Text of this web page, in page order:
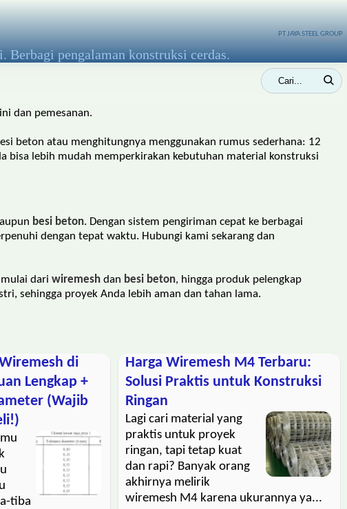
Berbagi pengalaman konstruksi cerdas.
PT JAYA STEEL GROUP
dan pemesanan.
beton atau menghitungnya menggunakan rumus sederhana: 12
bisa lebih mudah memperkirakan kebutuhan material konstruksi
besi beton. Dengan sistem pengiriman cepat ke berbagai
dengan tepat waktu. Hubungi kami sekarang dan
dari wiremesh dan besi beton, hingga produk pelengkap
sehingga proyek Anda lebih aman dan tahan lama.
di
Lengkap +
(Wajib
tiba
Harga Wiremesh M4 Terbaru:
Solusi Praktis untuk Konstruksi
Ringan
Lagi cari material yang
praktis untuk proyek
ringan, tapi tetap kuat
dan rapi? Banyak orang
akhirnya melirik
wiremesh M4 karena ukurannya ya...